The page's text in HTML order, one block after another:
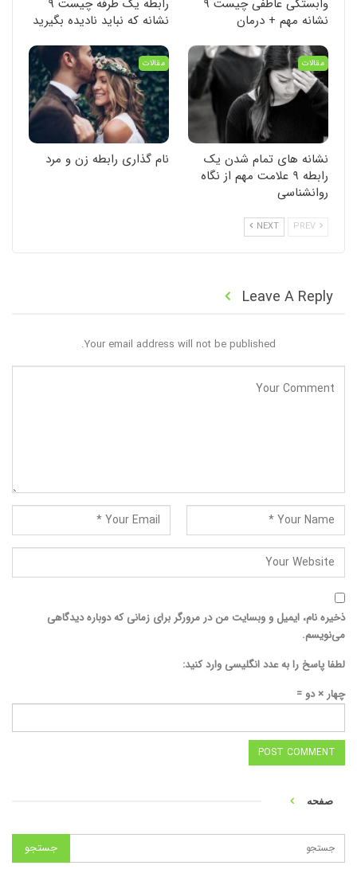
وابستگی عاطفی چیست ۹
نشانه مهم + درمان
رابطه یک طرفه چیست ۹
نشانه که نباید نادیده بگیرید
مقالات
نشانه های تمام شدن یک
رابطه ۹ علامت مهم از نگاه
روانشناسی
مقالات
نام گذاری رابطه زن و مرد
NEXT
Leave A Reply
Your email address will not be published.
ذخیره نام، ایمیل و وبسایت من در مرورگر برای زمانی که دوباره دیدگاهی
می‌نویسم.
لطفا پاسخ را به عدد انگلیسی وارد کنید:
چهار × دو =
صفحه